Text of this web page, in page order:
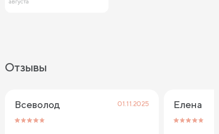
Отзывы
Всеволод 01.11.2025 Елена